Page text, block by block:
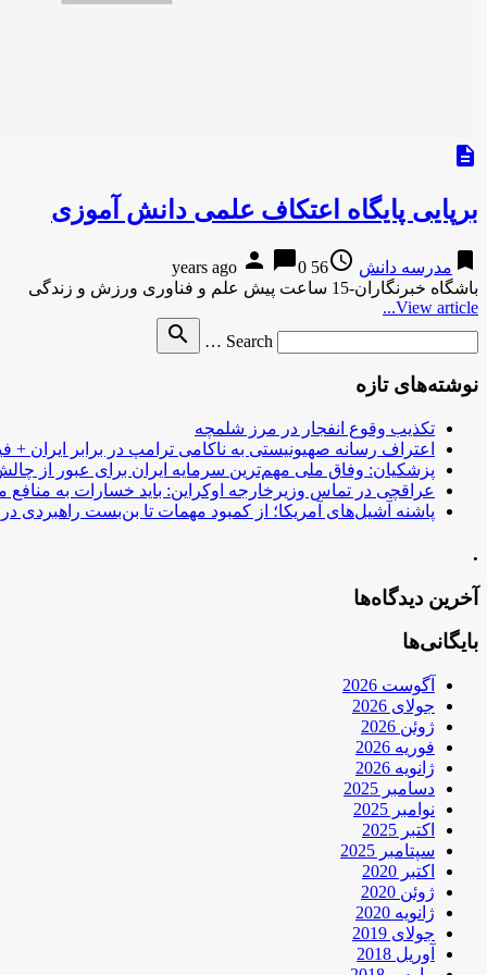
description
برپایی پایگاه اعتکاف علمی دانش آموزی
bookmark مدرسه دانش access_time
56 years ago
person chat_bubble0
باشگاه خبرنگاران-15 ساعت پیش علم و فناوری ورزش و زندگی
View article...
Search …
search
نوشته‌های تازه
تکذیب وقوع انفجار در مرز شلمچه
اعتراف رسانه صهیونیستی به ناکامی ترامپ در برابر ایران +
پزشکیان: وفاق ملی مهم‌ترین سرمایه ایران برای عبور از
عراقچی در تماس وزیرخارجه اوکراین: باید خسارات به منافع
پاشنه آشیل‌های آمریکا؛ از کمبود مهمات تا بن‌بست راهبردی در
.
آخرین دیدگاه‌ها
بایگانی‌ها
آگوست 2026
جولای 2026
ژوئن 2026
فوریه 2026
ژانویه 2026
دسامبر 2025
نوامبر 2025
اکتبر 2025
سپتامبر 2025
اکتبر 2020
ژوئن 2020
ژانویه 2020
جولای 2019
آوریل 2018